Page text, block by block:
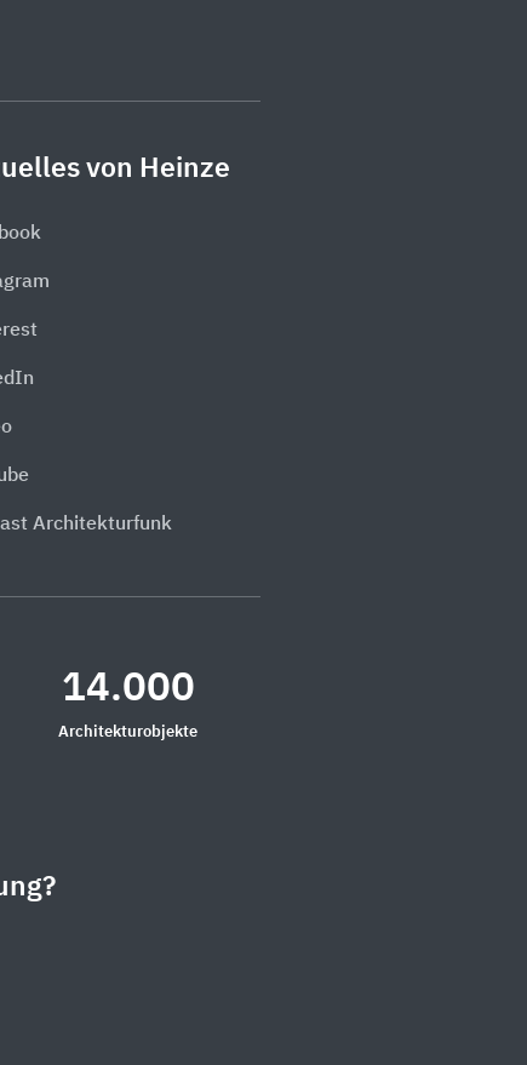
von Heinze
Architekturfunk
14.000
Architekturobjekte